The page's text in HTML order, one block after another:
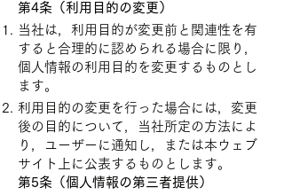
第4条（利用目的の変更）
当社は，利用目的が変更前と関連性を有
すると合理的に認められる場合に限り，
個人情報の利用目的を変更するものとし
ます。
利用目的の変更を行った場合には，変更
後の目的について，当社所定の方法によ
り，ユーザーに通知し，または本ウェブ
サイト上に公表するものとします。
第5条（個人情報の第三者提供）